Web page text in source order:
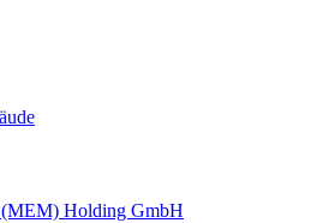
Holding GmbH